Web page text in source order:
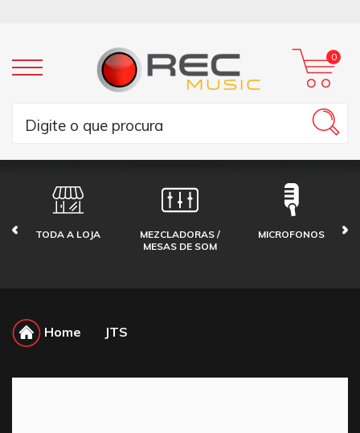
0
TODA A LOJA
MEZCLADORAS /
MESAS DE SOM
MICROFONOS
Home JTS